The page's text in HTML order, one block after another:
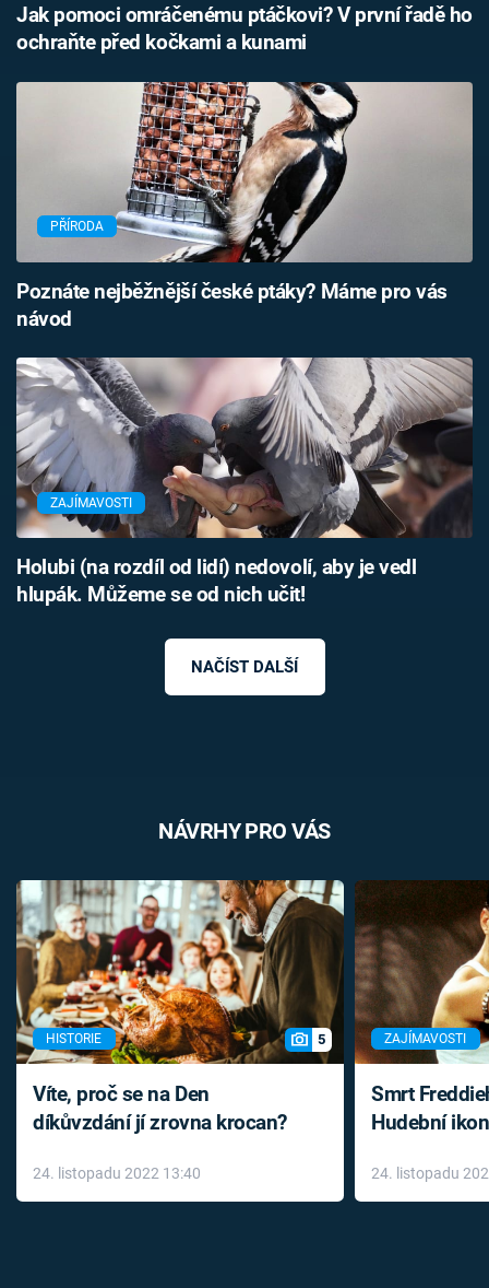
Jak pomoci omráčenému ptáčkovi? V první řadě ho
ochraňte před kočkami a kunami
PŘÍRODA
Poznáte nejběžnější české ptáky? Máme pro vás
návod
ZAJÍMAVOSTI
Holubi (na rozdíl od lidí) nedovolí, aby je vedl
hlupák. Můžeme se od nich učit!
NAČÍST DALŠÍ
NÁVRHY PRO VÁS
HISTORIE 5
Víte, proč se na Den
díkůvzdání jí zrovna krocan?
24. listopadu 2022 13:40
ZAJÍMAVOSTI
Smrt
Hudební
léky
24. listopadu